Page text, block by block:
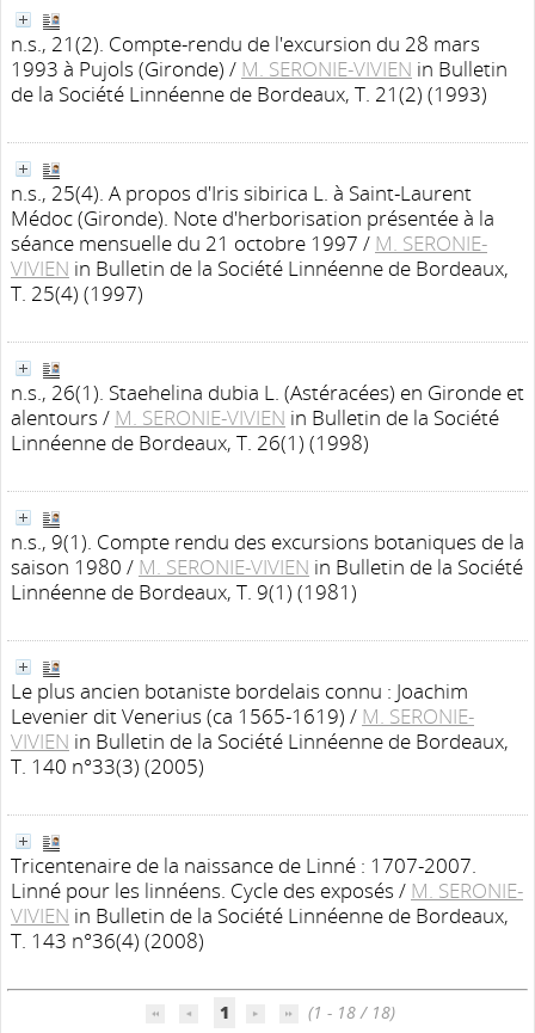
n.s., 21(2). Compte-rendu de l'excursion du 28 mars
1993 à Pujols (Gironde) / M. SERONIE-VIVIEN in Bulletin
de la Société Linnéenne de Bordeaux, T. 21(2) (1993)
n.s., 25(4). A propos d'Iris sibirica L. à Saint-Laurent
Médoc (Gironde). Note d'herborisation présentée à la
séance mensuelle du 21 octobre 1997 / M. SERONIE-
VIVIEN in Bulletin de la Société Linnéenne de Bordeaux,
T. 25(4) (1997)
n.s., 26(1). Staehelina dubia L. (Astéracées) en Gironde et
alentours / M. SERONIE-VIVIEN in Bulletin de la Société
Linnéenne de Bordeaux, T. 26(1) (1998)
n.s., 9(1). Compte rendu des excursions botaniques de la
saison 1980 / M. SERONIE-VIVIEN in Bulletin de la Société
Linnéenne de Bordeaux, T. 9(1) (1981)
Le plus ancien botaniste bordelais connu : Joachim
Levenier dit Venerius (ca 1565-1619) / M. SERONIE-
VIVIEN in Bulletin de la Société Linnéenne de Bordeaux,
T. 140 n°33(3) (2005)
Tricentenaire de la naissance de Linné : 1707-2007.
Linné pour les linnéens. Cycle des exposés / M. SERONIE-
VIVIEN in Bulletin de la Société Linnéenne de Bordeaux,
T. 143 n°36(4) (2008)
1 (1 - 18 / 18)